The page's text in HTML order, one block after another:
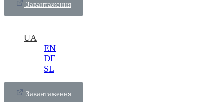
Завантаження
UA
EN
DE
SL
Завантаження